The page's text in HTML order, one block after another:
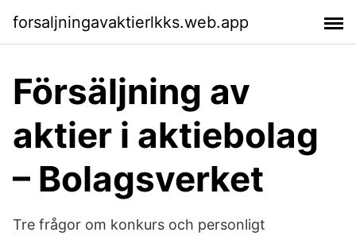
forsaljningavaktierlkks.web.app
Försäljning av
aktier i aktiebolag
– Bolagsverket
Tre frågor om konkurs och personligt